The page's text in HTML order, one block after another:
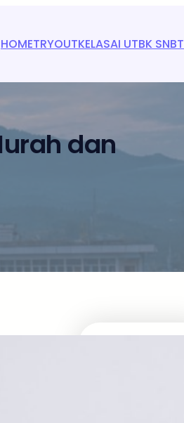
HOMETRYOUTKELASAI UTBK SNBT
dan